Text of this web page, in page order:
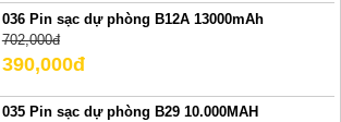
036 Pin sạc dự phòng B12A 13000mAh
702,000đ
390,000đ
035 Pin sạc dự phòng B29 10.000MAH